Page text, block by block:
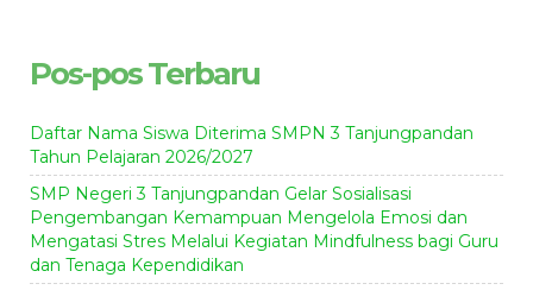
Pos-pos Terbaru
Daftar Nama Siswa Diterima SMPN 3 Tanjungpandan
Tahun Pelajaran 2026/2027
SMP Negeri 3 Tanjungpandan Gelar Sosialisasi
Pengembangan Kemampuan Mengelola Emosi dan
Mengatasi Stres Melalui Kegiatan Mindfulness bagi Guru
dan Tenaga Kependidikan